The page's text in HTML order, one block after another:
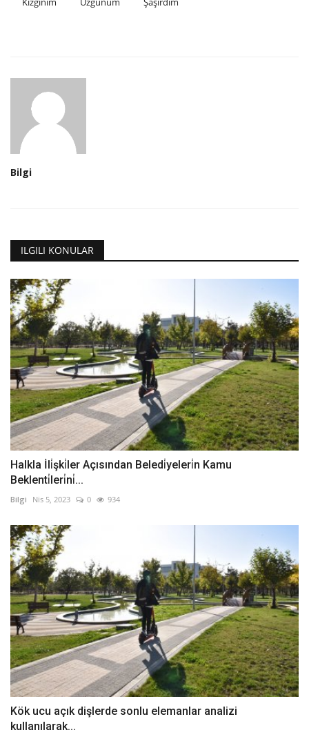
Bilgi
ILGILI KONULAR
Halkla İli̇şki̇ler Açısından Beledi̇yeleri̇n Kamu
Beklenti̇leri̇ni̇...
Bilgi Nis 5, 2023 0 934
Kök ucu açık dişlerde sonlu elemanlar analizi
kullanılarak...